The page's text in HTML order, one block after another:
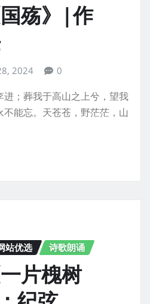
殇》|作
2024 0
；葬我于高山之上兮，望我
能忘。天苍苍，野茫茫，山
站优选 诗歌朗诵
片槐树